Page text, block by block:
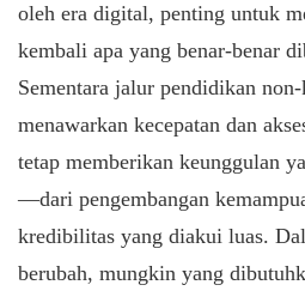
oleh era digital, penting untuk
kembali apa yang benar-benar
Sementara jalur pendidikan
menawarkan kecepatan dan
tetap memberikan keunggulan
—dari pengembangan
kredibilitas yang diakui luas.
berubah, mungkin yang